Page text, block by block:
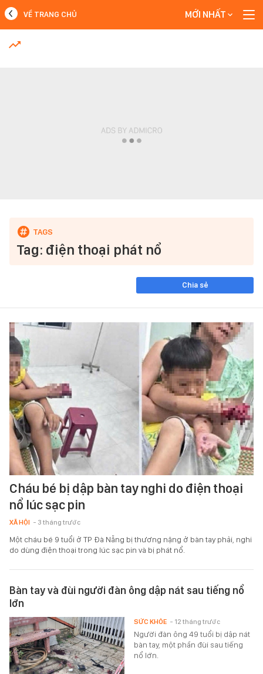
MỚI NHẤT
VỀ TRANG CHỦ MỚI NHẤT
Tag: điện thoại phát nổ
Chia sẻ
Cháu bé bị dập bàn tay nghi do điện thoại
nổ lúc sạc pin
XÃ HỘI - 3 tháng trước
Một cháu bé 9 tuổi ở TP Đà Nẵng bị thương nặng ở bàn tay phải, nghi
do dùng điện thoại trong lúc sạc pin và bị phát nổ.
Bàn tay và đùi người đàn ông dập nát sau tiếng nổ
lớn
Người đàn ông 49 tuổi bị dập nát
bàn tay, một phần đùi sau tiếng
nổ lớn.
SỨC KHỎE - 12 tháng trước